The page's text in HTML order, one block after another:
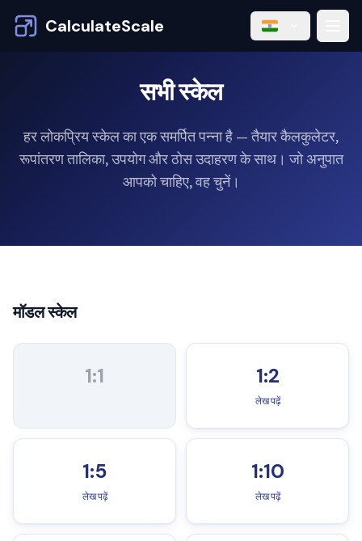
CalculateScale
सभी स्केल
हर लोकप्रिय स्केल का एक समर्पित पन्ना है — तैयार कैलकुलेटर,
रूपांतरण तालिका, उपयोग और ठोस उदाहरण के साथ। जो अनुपात
आपको चाहिए, वह चुनें।
मॉडल स्केल
1:1 1:2
लेख पढ़ें
1:5
लेख पढ़ें
1:10
लेख पढ़ें